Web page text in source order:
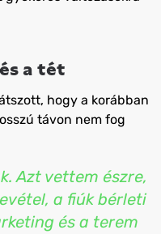
a tét
hogy a korábban
távon nem fog
Azt vettem észre,
a fiúk bérleti
és a terem